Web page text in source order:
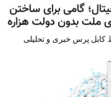
گامی برای ساختن
ملت بدون دولت هزاره
کابل پرس خبری و تحلیلی